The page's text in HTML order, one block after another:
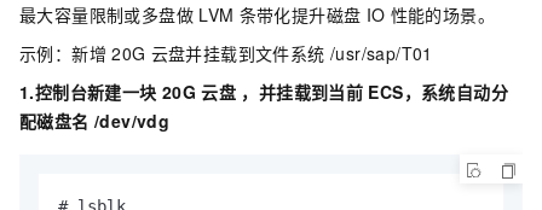
最大容量限制或多盘做 LVM 条带化提升磁盘 IO 性能的场景。
示例：新增 20G 云盘并挂载到文件系统 /usr/sap/T01
1.控制台新建一块 20G 云盘 ，并挂载到当前 ECS，系统自动分
配磁盘名 /dev/vdg